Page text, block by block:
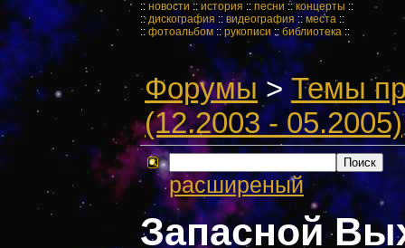
:: новости :: история :: песни :: концерты ::
::дискография :: видеография ::места ::
:: фотоальбом::рукописи::библиотека ::
Форумы> Темы
(12.2003 - 05.2005)
расширеный
Запасной